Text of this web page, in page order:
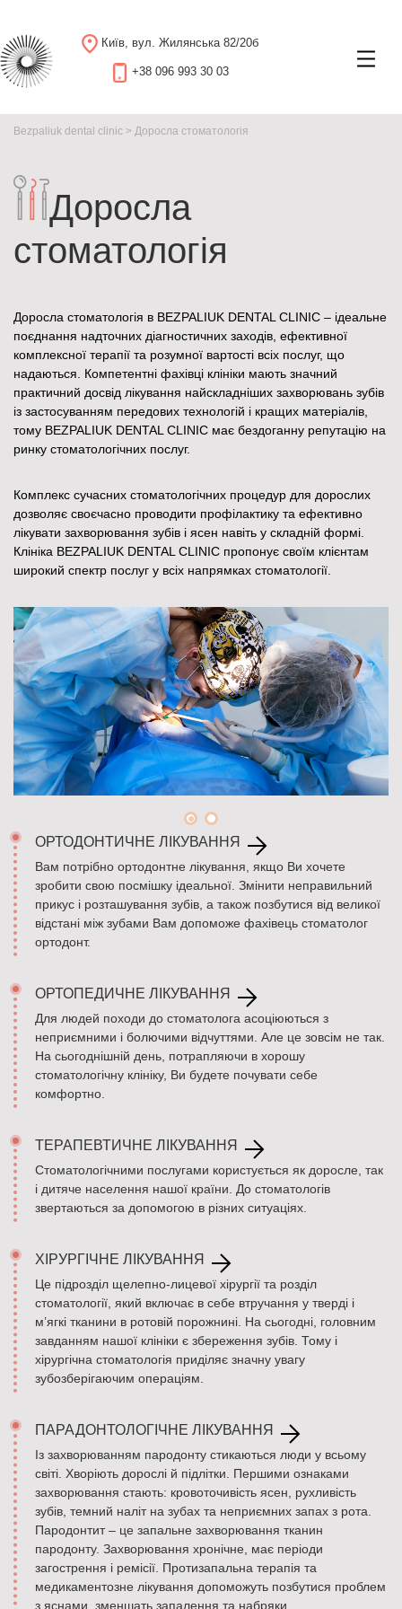
Київ, вул. Жилянська 82/20б
+38 096 993 30 03
Bezpaliuk dental clinic > Доросла стоматологія
Доросла
стоматологія
Доросла стоматологія в BEZPALIUK DENTAL CLINIC – ідеальне
поєднання надточних діагностичних заходів, ефективної
комплексної терапії та розумної вартості всіх послуг, що
надаються. Компетентні фахівці клініки мають значний
практичний досвід лікування найскладніших захворювань зубів
із застосуванням передових технологій і кращих матеріалів,
тому BEZPALIUK DENTAL CLINIC має бездоганну репутацію на
ринку стоматологічних послуг.
Комплекс сучасних стоматологічних процедур для дорослих
дозволяє своєчасно проводити профілактику та ефективно
лікувати захворювання зубів і ясен навіть у складній формі.
Клініка BEZPALIUK DENTAL CLINIC пропонує своїм клієнтам
широкий спектр послуг у всіх напрямках стоматології.
ОРТОДОНТИЧНЕ ЛІКУВАННЯ
Вам потрібно ортодонтне лікування, якщо Ви хочете
зробити свою посмішку ідеальної. Змінити неправильний
прикус і розташування зубів, а також позбутися від великої
відстані між зубами Вам допоможе фахівець стоматолог
ортодонт.
ОРТОПЕДИЧНЕ ЛІКУВАННЯ
Для людей походи до стоматолога асоціюються з
неприємними і болючими відчуттями. Але це зовсім не так.
На сьогоднішній день, потрапляючи в хорошу
стоматологічну клініку, Ви будете почувати себе
комфортно.
ТЕРАПЕВТИЧНЕ ЛІКУВАННЯ
Cтоматологічними послугами користується як доросле, так
і дитяче населення нашої країни. До стоматологів
звертаються за допомогою в різних ситуаціях.
ХІРУРГІЧНЕ ЛІКУВАННЯ
Це підрозділ щелепно-лицевої хірургії та розділ
стоматології, який включає в себе втручання у тверді і
м’ягкі тканини в ротовій порожнині. На сьогодні, головним
завданням нашої клініки є збереження зубів. Тому і
хірургічна стоматологія приділяє значну увагу
зубозберігаючим операціям.
ПАРАДОНТОЛОГІЧНЕ ЛІКУВАННЯ
Із захворюванням пародонту стикаються люди у всьому
світі. Хворіють дорослі й підлітки. Першими ознаками
захворювання стають: кровоточивість ясен, рухливість
зубів, темний наліт на зубах та неприємних запах з рота.
Пародонтит – це запальне захворювання тканин
пародонту. Захворювання хронічне, має періоди
загострення і ремісії. Протизапальна терапія та
медикаментозне лікування допоможуть позбутися проблем
з яснами, зменшать запалення та набряки.